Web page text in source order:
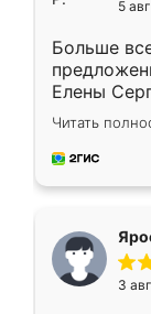
5
Больше
Елены
короткие
для
Читать
3